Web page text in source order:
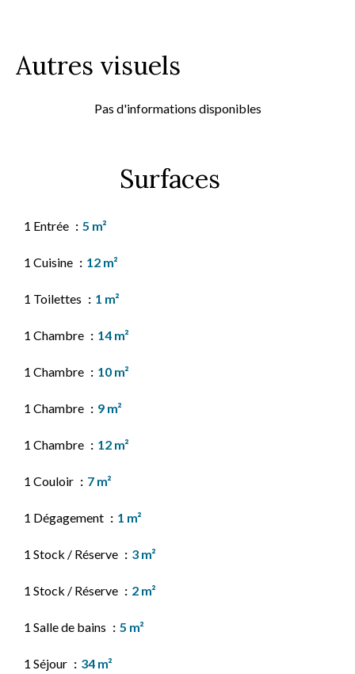
Autres visuels
Pas d'informations disponibles
Surfaces
1 Entrée 5 m²
1 Cuisine 12 m²
1 Toilettes 1 m²
1 Chambre 14 m²
1 Chambre 10 m²
1 Chambre 9 m²
1 Chambre 12 m²
1 Couloir 7 m²
1 Dégagement 1 m²
1 Stock / Réserve 3 m²
1 Stock / Réserve 2 m²
1 Salle de bains 5 m²
1 Séjour 34 m²